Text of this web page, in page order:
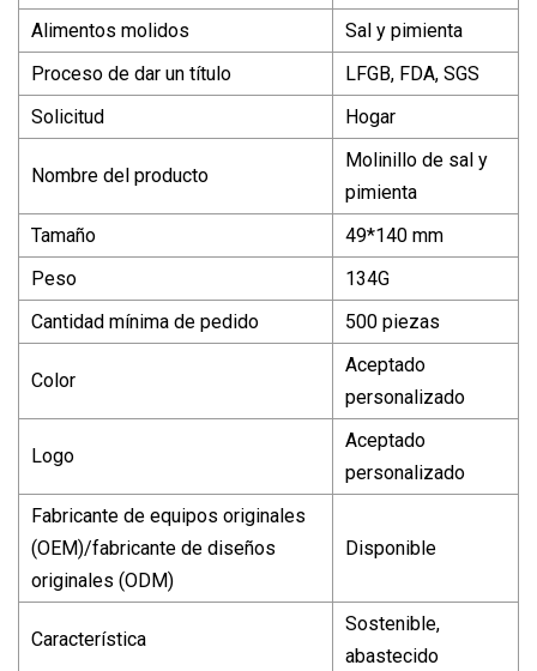
Alimentos molidos
Sal y pimienta
Proceso de dar un título
LFGB, FDA, SGS
Solicitud
Hogar
Nombre del producto
Molinillo de sal y
pimienta
Tamaño
49*140 mm
Peso
134G
Cantidad mínima de pedido
500 piezas
Color
Aceptado
personalizado
Logo
Aceptado
personalizado
Fabricante de equipos originales
(OEM)/fabricante de diseños
originales (ODM)
Disponible
Característica
Sostenible,
abastecido